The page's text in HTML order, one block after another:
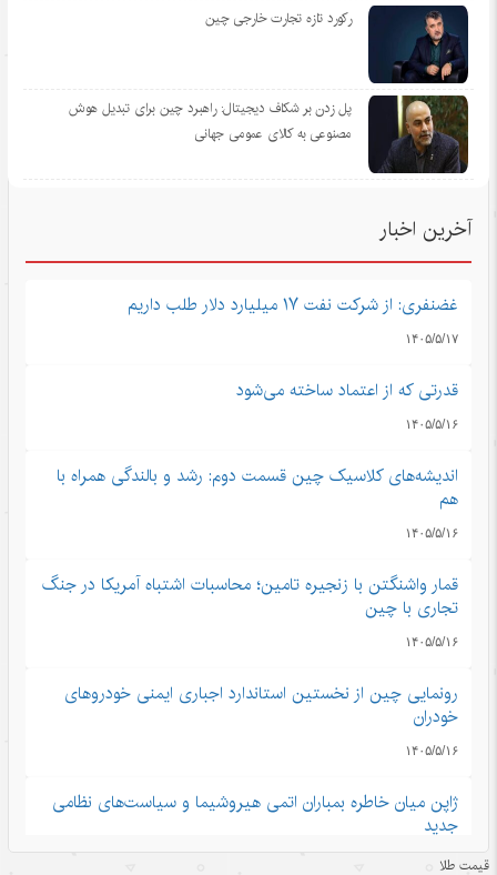
رکورد تازه تجارت خارجی چین
پل زدن بر شکاف دیجیتال: راهبرد چین برای تبدیل هوش
مصنوعی به کالای عمومی جهانی
آخرین اخبار
غضنفری: از شرکت نفت ۱۷ میلیارد دلار طلب داریم
۱۴۰۵/۵/۱۷
قدرتی که از اعتماد ساخته می‌شود
۱۴۰۵/۵/۱۶
اندیشه‌های کلاسیک چین قسمت دوم: رشد و بالندگی همراه با
هم
۱۴۰۵/۵/۱۶
قمار واشنگتن با زنجیره تامین؛ محاسبات اشتباه آمریکا در جنگ
تجاری با چین
۱۴۰۵/۵/۱۶
رونمایی چین از نخستین استاندارد اجباری ایمنی خودروهای
خودران
۱۴۰۵/۵/۱۶
ژاپن میان خاطره بمباران اتمی هیروشیما و سیاست‌های نظامی
جدید
۱۴۰۵/۵/۱۶قیمت طلا